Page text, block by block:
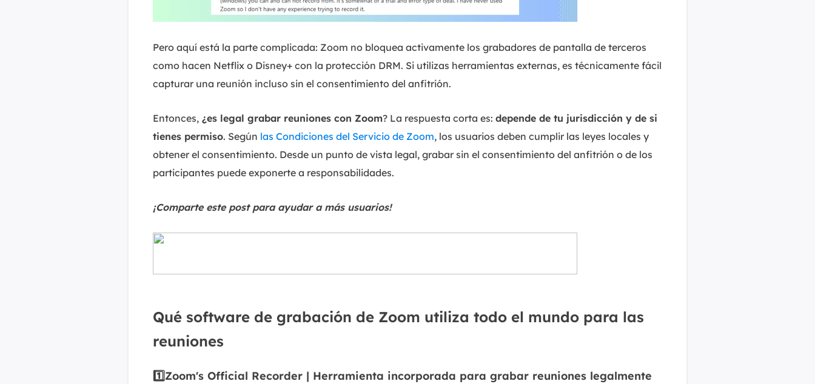
Pero aquí está la parte complicada: Zoom no bloquea activamente los grabadores de pantalla de terceros
como hacen Netflix o Disney+ con la protección DRM. Si utilizas herramientas externas, es técnicamente fácil
capturar una reunión incluso sin el consentimiento del anfitrión.
Entonces, ¿es legal grabar reuniones con Zoom? La respuesta corta es: depende de tu jurisdicción y de si
tienes permiso. Según las Condiciones del Servicio de Zoom, los usuarios deben cumplir las leyes locales y
obtener el consentimiento. Desde un punto de vista legal, grabar sin el consentimiento del anfitrión o de los
participantes puede exponerte a responsabilidades.
¡Comparte este post para ayudar a más usuarios!
Qué software de grabación de Zoom utiliza todo el mundo para las
reuniones
1️⃣Zoom's Official Recorder | Herramienta incorporada para grabar reuniones legalmente